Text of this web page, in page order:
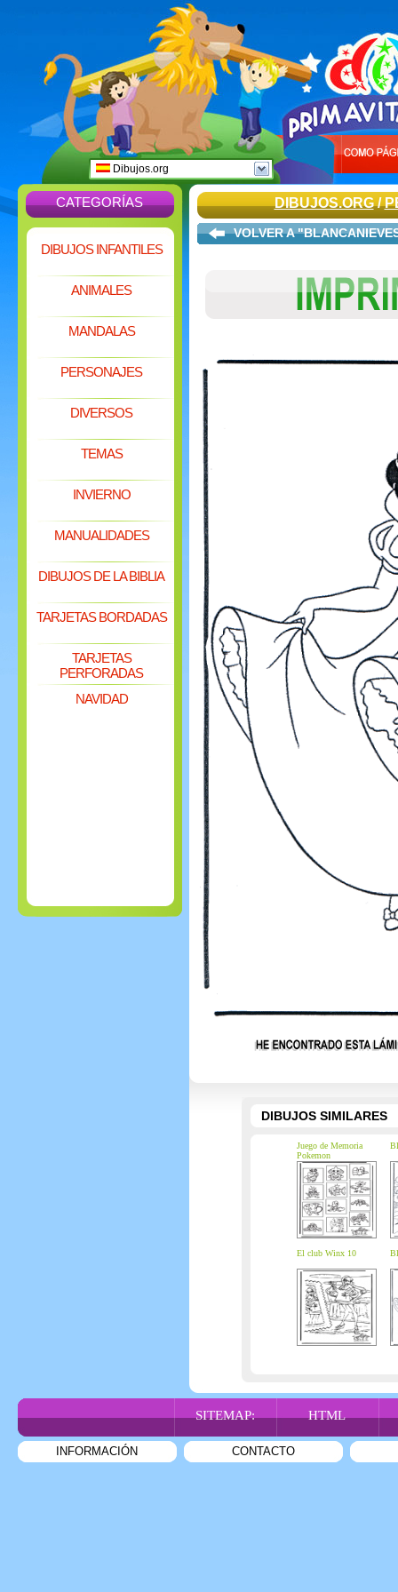
Dibujos.org
CATEGORÍAS
DIBUJOS INFANTILES
ANIMALES
MANDALAS
PERSONAJES
DIVERSOS
TEMAS
INVIERNO
MANUALIDADES
DIBUJOS DE LA BIBLIA
TARJETAS BORDADAS
TARJETAS
PERFORADAS
NAVIDAD
DIBUJOS.ORG/
VOLVER A
DIBUJOS SIMILARES
Juego de Memoria
Pokemon
El club Winx 10
SITEMAP: HTML
INFORMACIÓN CONTACTO